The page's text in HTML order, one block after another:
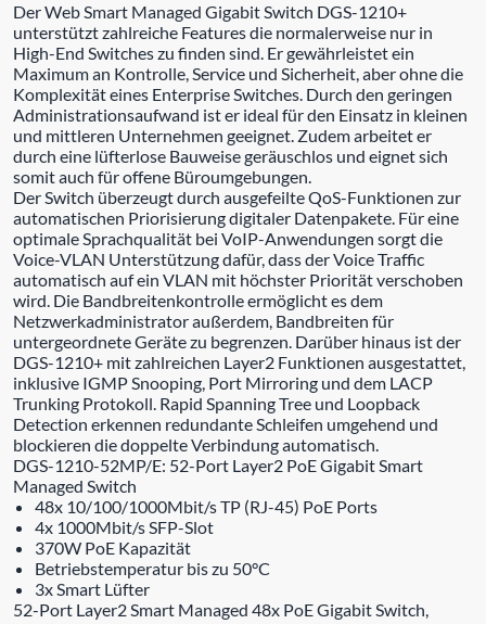
Der Web Smart Managed Gigabit Switch DGS-1210+
unterstützt zahlreiche Features die normalerweise nur in
High-End Switches zu finden sind. Er gewährleistet ein
Maximum an Kontrolle, Service und Sicherheit, aber ohne die
Komplexität eines Enterprise Switches. Durch den geringen
Administrationsaufwand ist er ideal für den Einsatz in kleinen
und mittleren Unternehmen geeignet. Zudem arbeitet er
durch eine lüfterlose Bauweise geräuschlos und eignet sich
somit auch für offene Büroumgebungen.
Der Switch überzeugt durch ausgefeilte QoS-Funktionen zur
automatischen Priorisierung digitaler Datenpakete. Für eine
optimale Sprachqualität bei VoIP-Anwendungen sorgt die
Voice-VLAN Unterstützung dafür, dass der Voice Traffic
automatisch auf ein VLAN mit höchster Priorität verschoben
wird. Die Bandbreitenkontrolle ermöglicht es dem
Netzwerkadministrator außerdem, Bandbreiten für
untergeordnete Geräte zu begrenzen. Darüber hinaus ist der
DGS-1210+ mit zahlreichen Layer2 Funktionen ausgestattet,
inklusive IGMP Snooping, Port Mirroring und dem LACP
Trunking Protokoll. Rapid Spanning Tree und Loopback
Detection erkennen redundante Schleifen umgehend und
blockieren die doppelte Verbindung automatisch.
DGS-1210-52MP/E: 52-Port Layer2 PoE Gigabit Smart
Managed Switch
48x 10/100/1000Mbit/s TP (RJ-45) PoE Ports
4x 1000Mbit/s SFP-Slot
370W PoE Kapazität
Betriebstemperatur bis zu 50°C
3x Smart Lüfter
52-Port Layer2 Smart Managed 48x PoE Gigabit Switch,